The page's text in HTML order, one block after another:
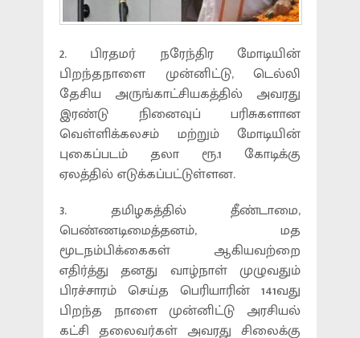
2. பிரதமர் நரேந்திர மோடியின்
பிறந்தநாளை முன்னிட்டு, டெல்லி
தேசிய அருங்காட்சியகத்தில் அவரது
இரண்டு நினைவுப் பரிசுகளான
வெள்ளிக்கலசம் மற்றும் மோடியின்
புகைப்படம் தலா ரூ.1 கோடிக்கு
ஏலத்தில் எடுக்கப்பட்டுள்ளன.
3. தமிழகத்தில் தீண்டாமை,
பெண்ணடிமைத்தனம், மத
மூடநம்பிக்கைகள் ஆகியவற்றை
எதிர்த்து தனது வாழ்நாள் முழுவதும்
பிரச்சாரம் செய்த பெரியாரின் 141வது
பிறந்த நாளை முன்னிட்டு அரசியல்
கட்சி தலைவர்கள் அவரது சிலைக்கு